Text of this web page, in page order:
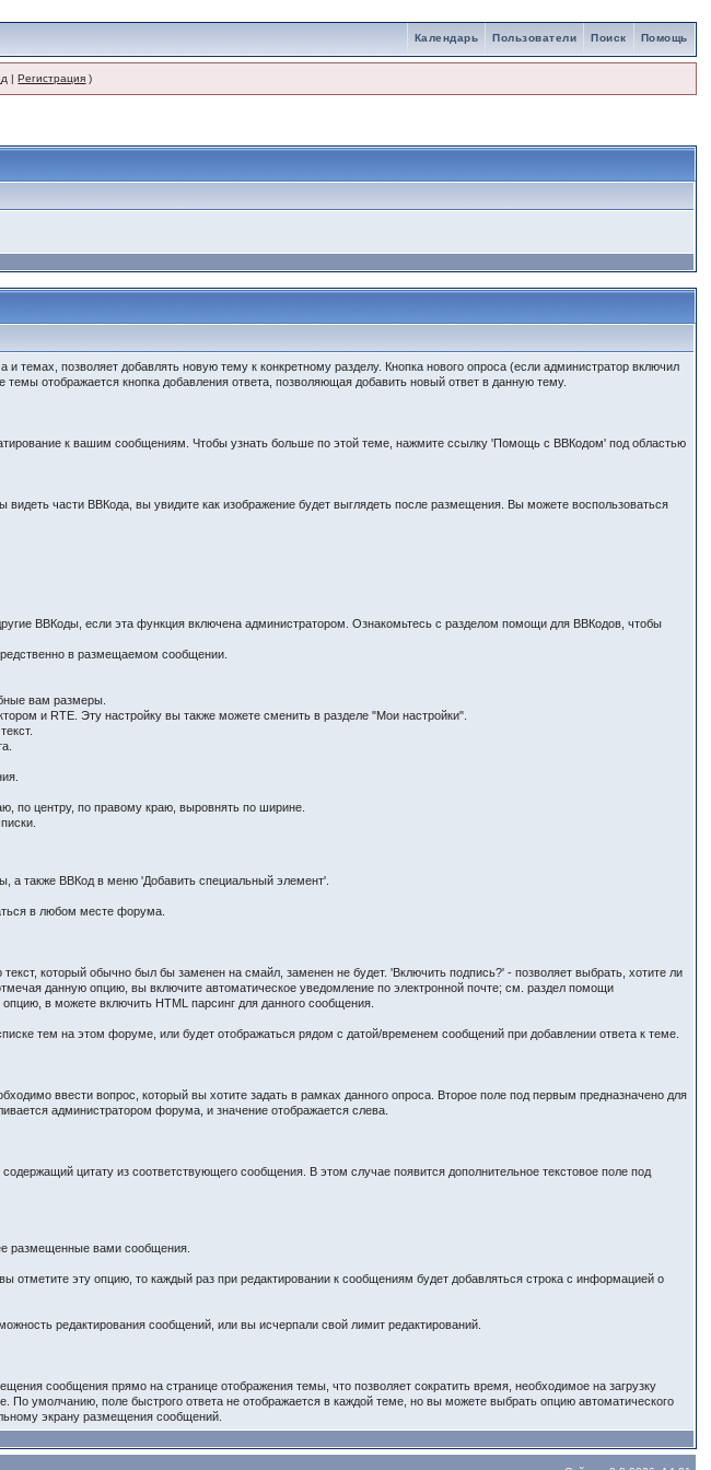
Помощь
Поиск
Пользователи
Календарь
|Регистрация )
позволяет добавлять новую тему к конкретному разделу. Кнопка нового опроса (если администратор включил
отображается кнопка добавления ответа, позволяющая добавить новый ответ в данную тему.
к вашим сообщениям. Чтобы узнать больше по этой теме, нажмите ссылку 'Помощь с BBКодом' под областью
части ВВКода, вы увидите как изображение будет выглядеть после размещения. Вы можете воспользоваться
ВВКоды, если эта функция включена администратором. Ознакомьтесь с разделом помощи для ВВКодов, чтобы
в размещаемом сообщении.
вам размеры.
и RTE. Эту настройку вы также можете сменить в разделе "Мои настройки".
по центру, по правому краю, выровнять по ширине.
а также ВВКод в меню 'Добавить специальный элемент'.
в любом месте форума.
который обычно был бы заменен на смайл, заменен не будет. 'Включить подпись?' - позволяет выбрать, хотите ли
данную опцию, вы включите автоматическое уведомление по электронной почте; см. раздел помощи
в можете включить HTML парсинг для данного сообщения.
тем на этом форуме, или будет отображаться рядом с датой/временем сообщений при добавлении ответа к теме.
ввести вопрос, который вы хотите задать в рамках данного опроса. Второе поле под первым предназначено для
администратором форума, и значение отображается слева.
цитату из соответствующего сообщения. В этом случае появится дополнительное текстовое поле под
размещенные вами сообщения.
отметите эту опцию, то каждый раз при редактировании к сообщениям будет добавляться строка с информацией о
редактирования сообщений, или вы исчерпали свой лимит редактирований.
сообщения прямо на странице отображения темы, что позволяет сократить время, необходимое на загрузку
умолчанию, поле быстрого ответа не отображается в каждой теме, но вы можете выбрать опцию автоматического
экрану размещения сообщений.